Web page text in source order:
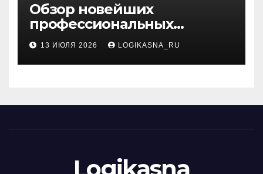
Обзор новейших
профессиональных
материалов и
инструментов
13 ИЮЛЯ 2026 LOGIKASNA_RU